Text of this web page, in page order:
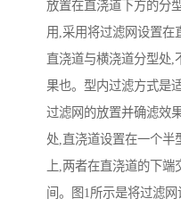
放置在直浇道下方的分
用,采用将过滤网设置在
直浇道与横浇道分型处,
果也。型内过滤方式是
过滤网的放置并确滤效
处,直浇道设置在一个半
上,两者在直浇道的下
间。图1所示是将过滤